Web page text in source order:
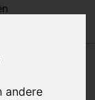
andere
ml